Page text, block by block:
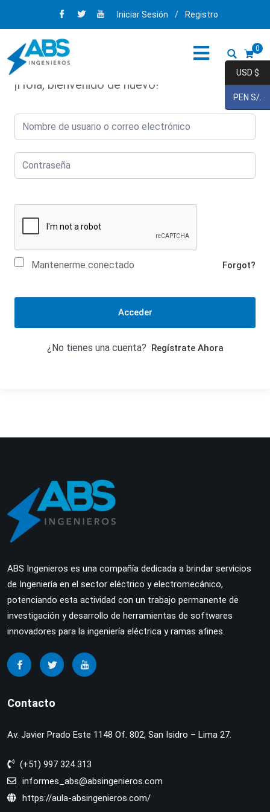
Iniciar Sesión / Registro
0
¡Hola, bienvenido de nuevo!
Mantenerme conectado Forgot?
Acceder
¿No tienes una cuenta? Regístrate Ahora
ABS Ingenieros es una compañía dedicada a brindar servicios
de Ingeniería en el sector eléctrico y electromecánico,
potenciando esta actividad con un trabajo permanente de
investigación y desarrollo de herramientas de softwares
innovadores para la ingeniería eléctrica y ramas afines.
Contacto
Av. Javier Prado Este 1148 Of. 802, San Isidro – Lima 27.
(+51) 997 324 313
informes_abs@absingenieros.com
https://aula-absingenieros.com/
USD $
PEN S/.